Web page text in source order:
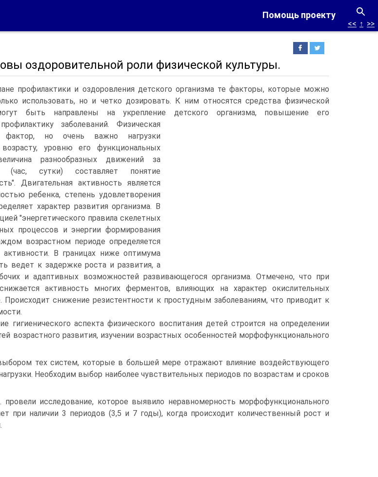
Помощь проекту
<< ↑ >>
оздоровительной роли физической культуры.
профилактики и оздоровления детского организма те факторы, которые можно
использовать, но и четко дозировать. К ним относятся средства физической
быть направлены на укрепление детского организма, повышение его
заболеваний. Физическая
фактор, но очень важно нагрузки
уровню его функциональных
разнообразных движений за
(час, сутки) составляет понятие
Двигательная активность является
ребенка, степень удовлетворения
характер развития организма. В
"энергетического правила скелетных
процессов и энергии формирования
возрастном периоде определяется
активности. В границах ниже оптимума
ведет к задержке роста и развития, а
и адаптивных возможностей развивающегося организма. Отмечено, что при
активность многих ферментов, влияющих на характер окислительных
Происходит снижение резистентности к простудным заболеваниям, что приводит к
гигиенического аспекта физического воспитания детей строится на определении
возрастного развития, изучении возрастных особенностей морфофункционального
тех систем, которые в большей мере отражают влияние воздействующего
Необходим выбор наиболее чувствительных периодов по возрастам и сроков
исследование, которое выявило неравномерность морфофункционального
при наличии 3 периодов (3,5 и 7 годы), когда происходит количественный рост и